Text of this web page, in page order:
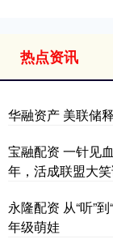
热点资讯
华融资产 美联储
宝融配资 一针见
年，活成联盟大
永隆配资 从“听”
年级萌娃